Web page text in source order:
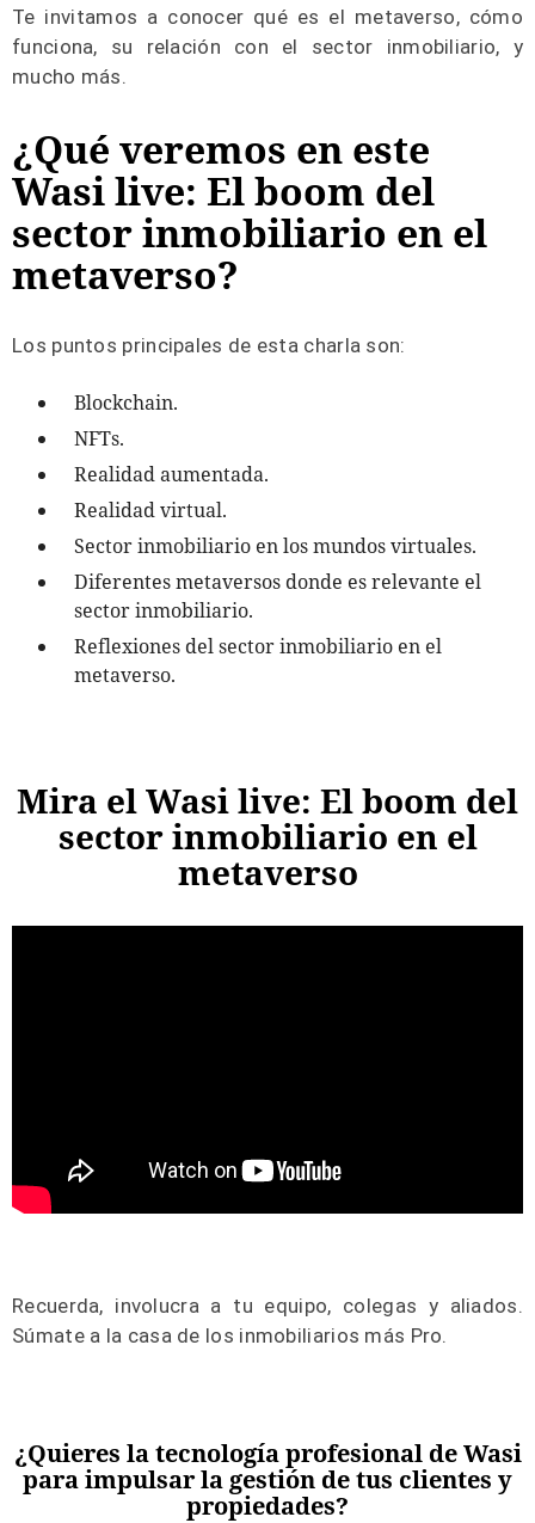
Te invitamos a conocer qué es el metaverso, cómo
funciona, su relación con el sector inmobiliario, y
mucho más.
¿Qué veremos en este
Wasi live: El boom del
sector inmobiliario en el
metaverso?
Los puntos principales de esta charla son:
Blockchain.
NFTs.
Realidad aumentada.
Realidad virtual.
Sector inmobiliario en los mundos virtuales.
Diferentes metaversos donde es relevante el
sector inmobiliario.
Reflexiones del sector inmobiliario en el
metaverso.
Mira el Wasi live: El boom del
sector inmobiliario en el
metaverso
Recuerda, involucra a tu equipo, colegas y aliados.
Súmate a la casa de los inmobiliarios más Pro.
¿Quieres la tecnología profesional de Wasi
para impulsar la gestión de tus clientes y
propiedades?